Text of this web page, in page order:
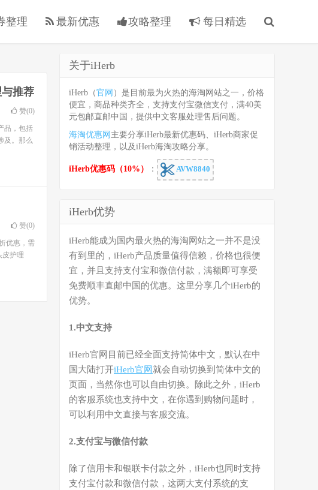
整理 最新优惠 攻略整理 每日精选
推荐
赞(0)
品，包括
及。那么
赞(0)
优惠，需
皮护理
关于iHerb
iHerb（官网 ）是目前最为火热的海淘网站之一，价格
便宜，商品种类齐全，支持支付宝微信支付，满40美
元包邮直邮中国，提供中文客服处理售后问题。
海淘优惠网 主要分享iHerb最新优惠码、iHerb商家促
销活动整理，以及iHerb海淘攻略分享。
iHerb优惠码（10%） ： AVW8840
iHerb优势
iHerb能成为国内最火热的海淘网站之一并不是没
有到里的，iHerb产品质量值得信赖，价格也很便
宜，并且支持支付宝和微信付款，满额即可享受
免费顺丰直邮中国的优惠。这里分享几个iHerb的
优势。
1.中文支持
iHerb官网目前已经全面支持简体中文，默认在中
国大陆打开iHerb官网 就会自动切换到简体中文的
页面，当然你也可以自由切换。除此之外，iHerb
的客服系统也支持中文，在你遇到购物问题时，
可以利用中文直接与客服交流。
2.支付宝与微信付款
除了信用卡和银联卡付款之外，iHerb也同时支持
支付宝付款和微信付款，这两大支付系统的支